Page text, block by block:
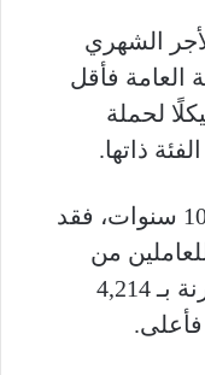
الشهري
العامة فأقل
شيكلًا، مقابل 3098 شيكلًا لحملة
ذاتها.
أما في فئة الخبرة التي تتجاوز 10 سنوات، فقد
4,752 شيكلًا للعاملين من
حملة الثانوية العامة فأقل، مقارنة بـ 4,214
فأعلى.